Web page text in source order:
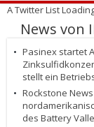
A Twitter List
News von
Pasinex startet
stellt ein
Rockstone
des Battery